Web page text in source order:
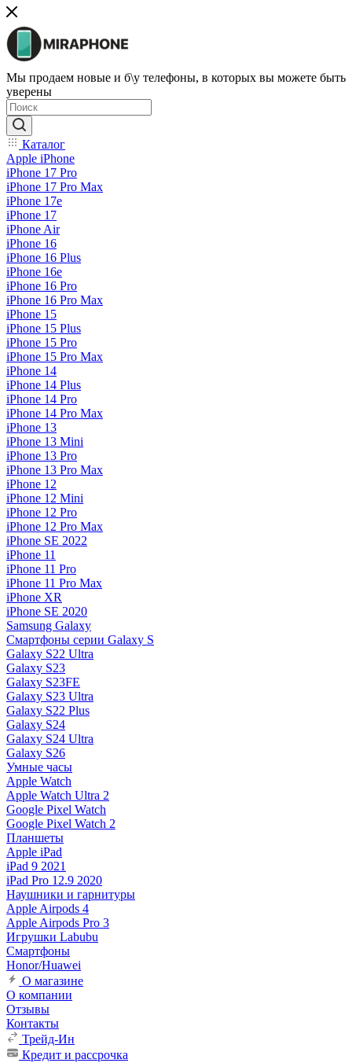
Мы продаем новые и б\у телефоны, в которых вы можете быть
уверены
Каталог
Apple iPhone
iPhone 17 Pro
iPhone 17 Pro Max
iPhone 17e
iPhone 17
iPhone Air
iPhone 16
iPhone 16 Plus
iPhone 16e
iPhone 16 Pro
iPhone 16 Pro Max
iPhone 15
iPhone 15 Plus
iPhone 15 Pro
iPhone 15 Pro Max
iPhone 14
iPhone 14 Plus
iPhone 14 Pro
iPhone 14 Pro Max
iPhone 13
iPhone 13 Mini
iPhone 13 Pro
iPhone 13 Pro Max
iPhone 12
iPhone 12 Mini
iPhone 12 Pro
iPhone 12 Pro Max
iPhone SE 2022
iPhone 11
iPhone 11 Pro
iPhone 11 Pro Max
iPhone XR
iPhone SE 2020
Samsung Galaxy
Смартфоны серии Galaxy S
Galaxy S22 Ultra
Galaxy S23
Galaxy S23FE
Galaxy S23 Ultra
Galaxy S22 Plus
Galaxy S24
Galaxy S24 Ultra
Galaxy S26
Умные часы
Apple Watch
Apple Watch Ultra 2
Google Pixel Watch
Google Pixel Watch 2
Планшеты
Apple iPad
iPad 9 2021
iPad Pro 12.9 2020
Наушники и гарнитуры
Apple Airpods 4
Apple Airpods Pro 3
Игрушки Labubu
Смартфоны
Honor/Huawei
О магазине
О компании
Отзывы
Контакты
Трейд-Ин
Кредит и рассрочка